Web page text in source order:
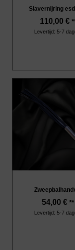
Slavernijring
110,00 €
Levertijd: 5-7
54,00 € **
Levertijd: 5-7